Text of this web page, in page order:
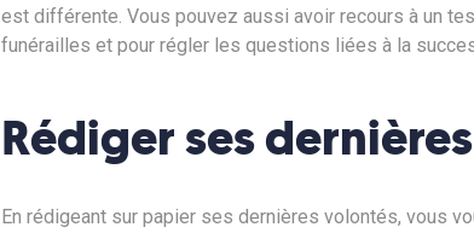
est différente. Vous pouvez aussi avoir recours à un
funérailles et pour régler les questions liées à la
Rédiger ses
En rédigeant sur papier ses dernières volontés, vous